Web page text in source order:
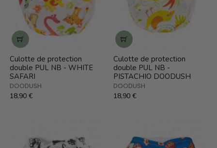
Culotte de protection
double PUL NB - WHITE
SAFARI
DOODUSH
18,90 €
Culotte de protection
double PUL NB -
PISTACHIO DOODUSH
DOODUSH
18,90 €